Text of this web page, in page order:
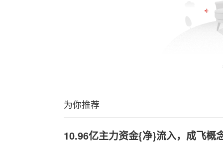
为你推荐
10.96亿主力资金{净}流入，成飞概